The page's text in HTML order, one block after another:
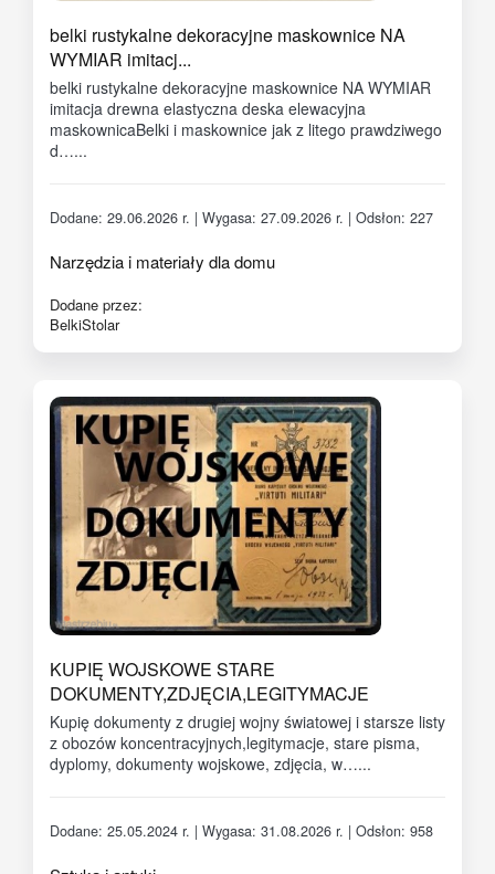
belki rustykalne dekoracyjne maskownice NA
WYMIAR imitacj...
belki rustykalne dekoracyjne maskownice NA WYMIAR
imitacja drewna elastyczna deska elewacyjna
maskownicaBelki i maskownice jak z litego prawdziwego
d…...
Dodane: 29.06.2026 r. | Wygasa: 27.09.2026 r. | Odsłon: 227
Narzędzia i materiały dla domu
Dodane przez:
BelkiStolar
KUPIĘ WOJSKOWE STARE
DOKUMENTY,ZDJĘCIA,LEGITYMACJE
Kupię dokumenty z drugiej wojny światowej i starsze listy
z obozów koncentracyjnych,legitymacje, stare pisma,
dyplomy, dokumenty wojskowe, zdjęcia, w…...
Dodane: 25.05.2024 r. | Wygasa: 31.08.2026 r. | Odsłon: 958